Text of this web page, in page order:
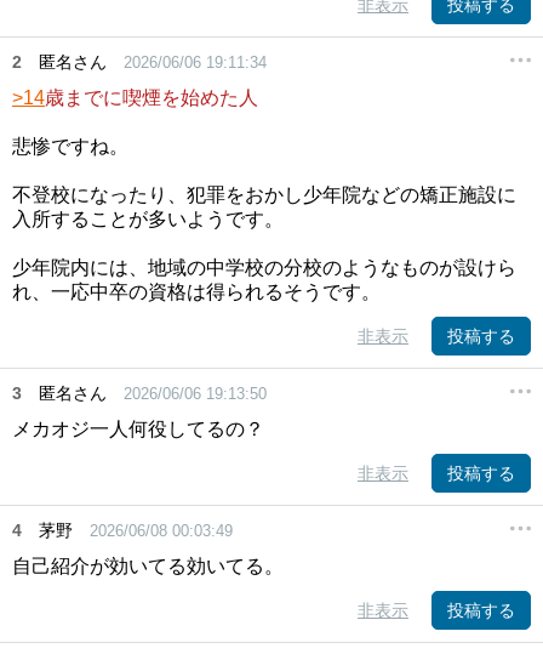
非表示 投稿する
2 匿名さん 2026/06/06 19:11:34
>14歳までに喫煙を始めた人
悲惨ですね。
不登校になったり、犯罪をおかし少年院などの矯正施設に
入所することが多いようです。
少年院内には、地域の中学校の分校のようなものが設けら
れ、一応中卒の資格は得られるそうです。
非表示 投稿する
3 匿名さん 2026/06/06 19:13:50
メカオジ一人何役してるの？
非表示 投稿する
4 茅野 2026/06/08 00:03:49
自己紹介が効いてる効いてる。
非表示 投稿する